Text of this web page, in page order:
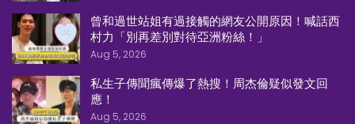
曾和過世站姐有過接觸的網友公開原因！喊話西
村力「別再差別對待亞洲粉絲！」
Aug 5, 2026
私生子傳聞瘋傳爆了熱搜！周杰倫疑似發文回
應！
Aug 5, 2026